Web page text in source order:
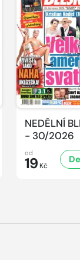
NEDĚLNÍ
- 30/2026
od
19 Kč